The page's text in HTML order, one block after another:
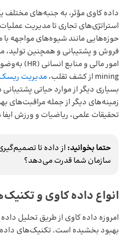
داده کاوی مؤثر، به جنبه‌های مختلف
استراتژی‌های تجاری تا مدیریت
حوزه‌هایی مانند شیوه‌های مواجهه با
mining از کشف تقلب،
مدیریت
بسیاری دیگر از موارد حیاتی
زمینه‌های دیگر از جمله مراقبت‌های
تحقیقات علمی، ریاضیات و ورزش
حتما بخوانید: از داده تا
سازمان شما قدرت می‌دهد؟
انواع داده کاوی و
امروزه داده کاوی از طریق تحلیل داده
بهبود بخشیده است. تکنیک‌های داده